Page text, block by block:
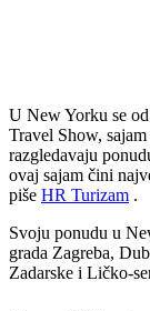
U New Yorku se
Travel Show,
razgledavaju
ovaj sajam čini
piše HR Turizam .
Svoju ponudu u
grada Zagreba,
Zadarske i Ličko-